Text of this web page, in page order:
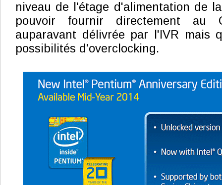
niveau de l'étage d'alimentation de
pouvoir fournir directement au
auparavant délivrée par l'IVR mais
possibilités d'overclocking.